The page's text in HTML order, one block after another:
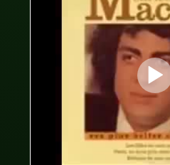
#sous-
#Bilingual
#Traduction
#Translation
#eLearning